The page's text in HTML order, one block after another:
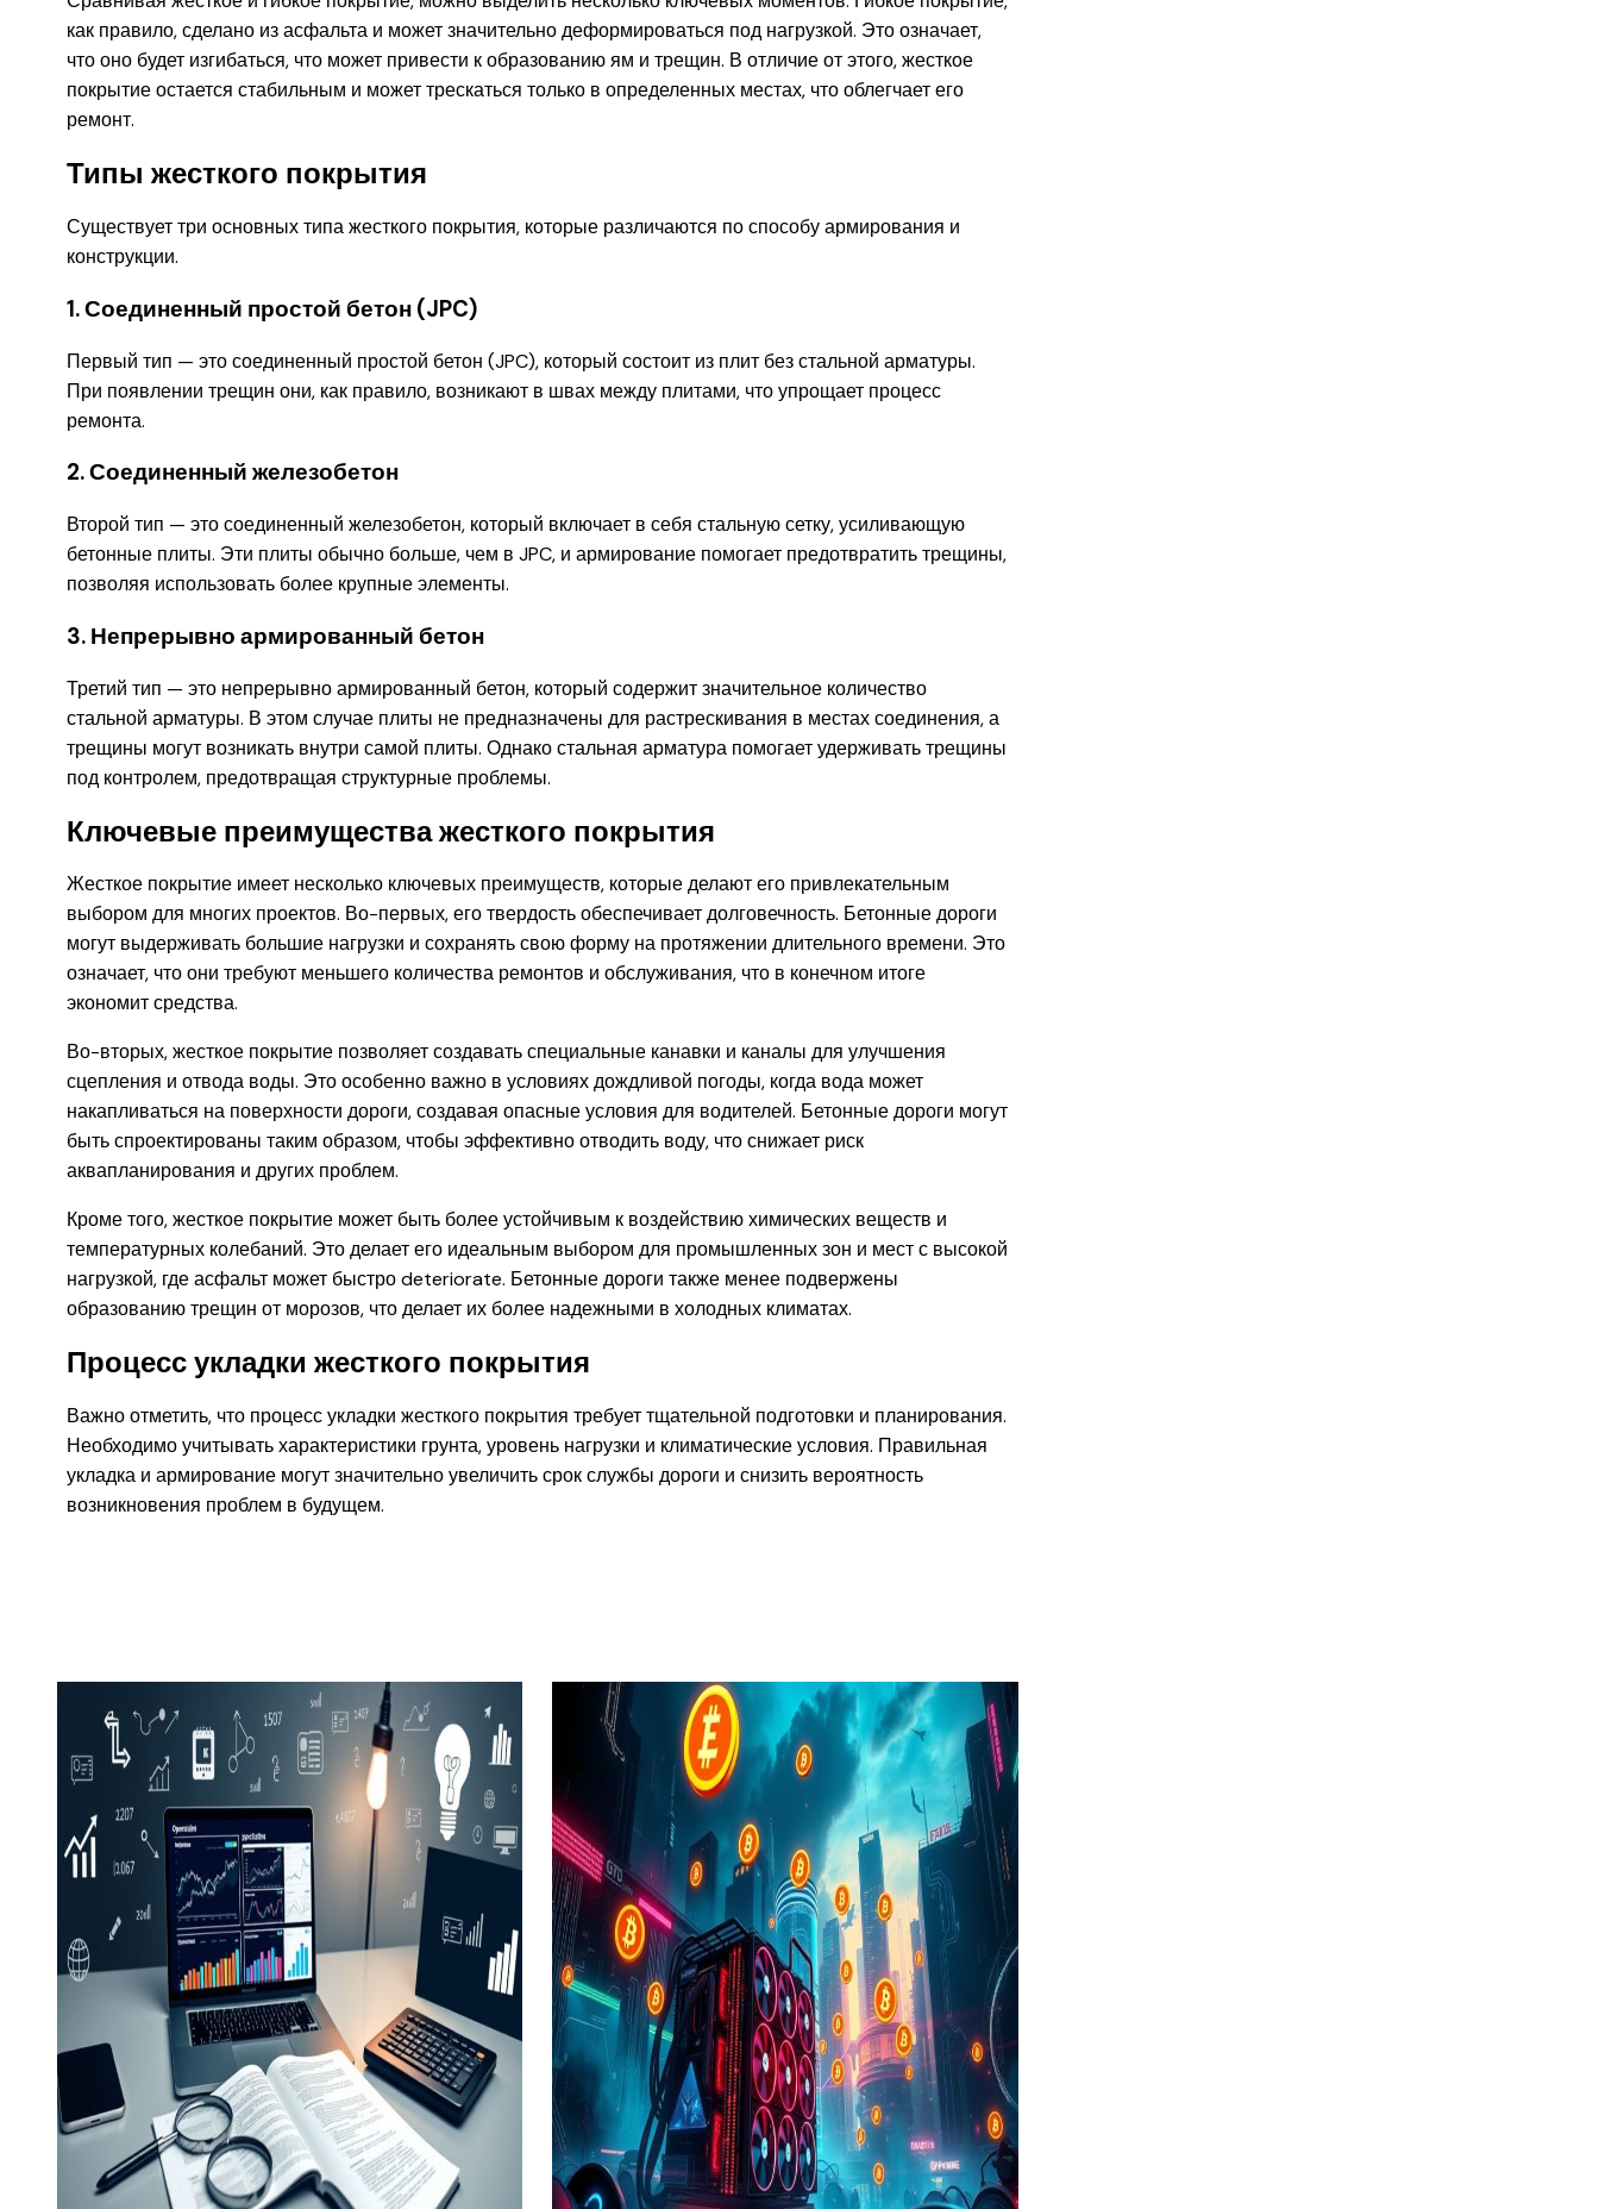
как правило, сделано из асфальта и может значительно деформироваться под нагрузкой. Это означает,
что оно будет изгибаться, что может привести к образованию ям и трещин. В отличие от этого, жесткое
покрытие остается стабильным и может трескаться только в определенных местах, что облегчает его
ремонт.
Типы жесткого покрытия
Существует три основных типа жесткого покрытия, которые различаются по способу армирования и
конструкции.
1. Соединенный простой бетон (JPC)
Первый тип — это соединенный простой бетон (JPC), который состоит из плит без стальной арматуры.
При появлении трещин они, как правило, возникают в швах между плитами, что упрощает процесс
ремонта.
2. Соединенный железобетон
Второй тип — это соединенный железобетон, который включает в себя стальную сетку, усиливающую
бетонные плиты. Эти плиты обычно больше, чем в JPC, и армирование помогает предотвратить трещины,
позволяя использовать более крупные элементы.
3. Непрерывно армированный бетон
Третий тип — это непрерывно армированный бетон, который содержит значительное количество
стальной арматуры. В этом случае плиты не предназначены для растрескивания в местах соединения, а
трещины могут возникать внутри самой плиты. Однако стальная арматура помогает удерживать трещины
под контролем, предотвращая структурные проблемы.
Ключевые преимущества жесткого покрытия
Жесткое покрытие имеет несколько ключевых преимуществ, которые делают его привлекательным
выбором для многих проектов. Во-первых, его твердость обеспечивает долговечность. Бетонные дороги
могут выдерживать большие нагрузки и сохранять свою форму на протяжении длительного времени. Это
означает, что они требуют меньшего количества ремонтов и обслуживания, что в конечном итоге
экономит средства.
Во-вторых, жесткое покрытие позволяет создавать специальные канавки и каналы для улучшения
сцепления и отвода воды. Это особенно важно в условиях дождливой погоды, когда вода может
накапливаться на поверхности дороги, создавая опасные условия для водителей. Бетонные дороги могут
быть спроектированы таким образом, чтобы эффективно отводить воду, что снижает риск
аквапланирования и других проблем.
Кроме того, жесткое покрытие может быть более устойчивым к воздействию химических веществ и
температурных колебаний. Это делает его идеальным выбором для промышленных зон и мест с высокой
нагрузкой, где асфальт может быстро deteriorate. Бетонные дороги также менее подвержены
образованию трещин от морозов, что делает их более надежными в холодных климатах.
Процесс укладки жесткого покрытия
Важно отметить, что процесс укладки жесткого покрытия требует тщательной подготовки и планирования.
Необходимо учитывать характеристики грунта, уровень нагрузки и климатические условия. Правильная
укладка и армирование могут значительно увеличить срок службы дороги и снизить вероятность
возникновения проблем в будущем.